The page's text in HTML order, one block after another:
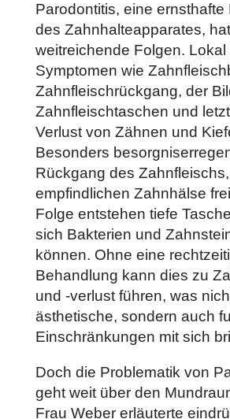
Parodontitis, eine ernsthafte
des Zahnhalteapparates, hat
weitreichende Folgen. Lokal
Symptomen wie
Zahnfleischrückgang, der
Zahnfleischtaschen und
Verlust von Zähnen und
Besonders
Rückgang des
empfindlichen Zahnhälse
Folge entstehen tiefe
sich Bakterien und
können. Ohne eine
Behandlung kann dies zu
und -verlust führen, was
ästhetische, sondern auch
Einschränkungen mit sich
Doch die Problematik von
geht weit über den
Frau Weber erläuterte